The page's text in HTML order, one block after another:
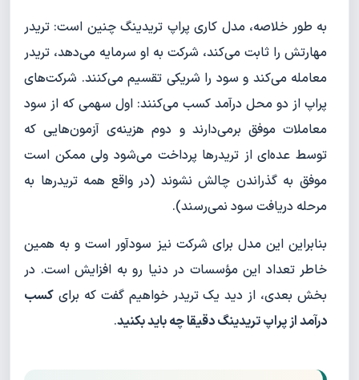
به طور خلاصه، مدل کاری پراپ تریدینگ چنین است: تریدر
مهارتش را ثابت می‌کند، شرکت به او سرمایه می‌دهد، تریدر
معامله می‌کند و سود را شریکی تقسیم می‌کنند. شرکت‌های
پراپ از دو محل درآمد کسب می‌کنند: اول سهمی که از سود
معاملات موفق برمی‌دارند و دوم هزینه‌ی آزمون‌هایی که
توسط عده‌ای از تریدرها پرداخت می‌شود ولی ممکن است
موفق به گذراندن چالش نشوند (در واقع همه تریدرها به
مرحله دریافت سود نمی‌رسند).
بنابراین این مدل برای شرکت نیز سودآور است و به همین
خاطر تعداد این مؤسسات در دنیا رو به افزایش است. در
بخش بعدی، از دید یک تریدر خواهیم گفت که برای کسب
درآمد از پراپ تریدینگ دقیقا چه باید بکنید.